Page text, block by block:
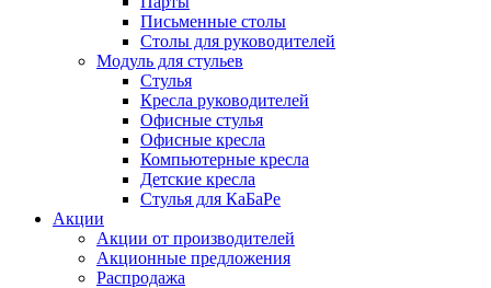
Письменные столы
Столы для руководителей
Модуль для стульев
Стулья
Кресла руководителей
Офисные стулья
Офисные кресла
Компьютерные кресла
Детские кресла
Стулья для КаБаРе
Акции
Акции от производителей
Акционные предложения
Распродажа